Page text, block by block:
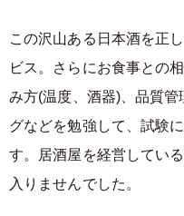
この沢山ある日本酒を正
ビス。さらにお食事との
み方(温度、酒器)、品質
グなどを勉強して、試験
す。居酒屋を経営してい
入りませんでした。